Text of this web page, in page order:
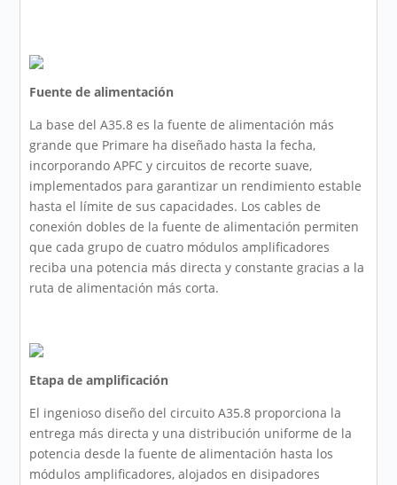
Fuente de alimentación
La base del A35.8 es la fuente de alimentación más
grande que Primare ha diseñado hasta la fecha,
incorporando APFC y circuitos de recorte suave,
implementados para garantizar un rendimiento estable
hasta el límite de sus capacidades. Los cables de
conexión dobles de la fuente de alimentación permiten
que cada grupo de cuatro módulos amplificadores
reciba una potencia más directa y constante gracias a la
ruta de alimentación más corta.
Etapa de amplificación
El ingenioso diseño del circuito A35.8 proporciona la
entrega más directa y una distribución uniforme de la
potencia desde la fuente de alimentación hasta los
módulos amplificadores, alojados en disipadores